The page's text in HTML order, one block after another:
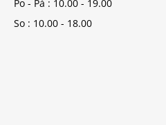
Po - Pá : 10.00 - 19.00
So : 10.00 - 18.00